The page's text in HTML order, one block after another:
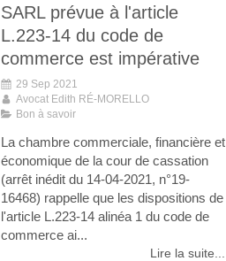
SARL prévue à l'article
L.223-14 du code de
commerce est impérative
29 Sep 2021
Avocat Edith RÉ-MORELLO
Bon à savoir
La chambre commerciale, financière et
économique de la cour de cassation
(arrêt inédit du 14-04-2021, n°19-
16468) rappelle que les dispositions de
l'article L.223-14 alinéa 1 du code de
commerce ai...
Lire la suite...